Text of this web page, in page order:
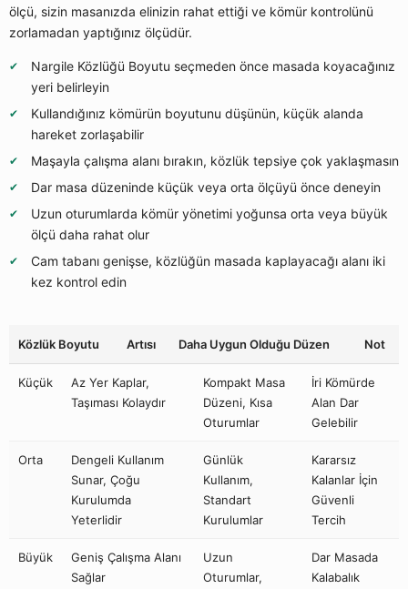
ölçü, sizin masanızda elinizin rahat ettiği ve kömür kontrolünü
zorlamadan yaptığınız ölçüdür.
Nargile Közlüğü Boyutu seçmeden önce masada koyacağınız
yeri belirleyin
Kullandığınız kömürün boyutunu düşünün, küçük alanda
hareket zorlaşabilir
Maşayla çalışma alanı bırakın, közlük tepsiye çok yaklaşmasın
Dar masa düzeninde küçük veya orta ölçüyü önce deneyin
Uzun oturumlarda kömür yönetimi yoğunsa orta veya büyük
ölçü daha rahat olur
Cam tabanı genişse, közlüğün masada kaplayacağı alanı iki
kez kontrol edin
Közlük Boyutu Artısı Daha Uygun Olduğu Düzen Not
Küçük
Az Yer Kaplar,
Taşıması Kolaydır
Kompakt Masa
Düzeni, Kısa
Oturumlar
İri Kömürde
Alan Dar
Gelebilir
Orta
Dengeli Kullanım
Sunar, Çoğu
Kurulumda
Yeterlidir
Günlük
Kullanım,
Standart
Kurulumlar
Kararsız
Kalanlar İçin
Güvenli
Tercih
Büyük
Geniş Çalışma Alanı
Sağlar
Uzun
Oturumlar,
Dar Masada
Kalabalık